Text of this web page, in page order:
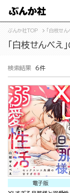
ぶんか社TOP 「白枝せん
「白枝せんべえ
検索結果 6件
電子版